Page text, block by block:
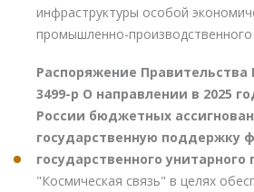
инфраструктуры особой
промышленно-
Распоряжение Правительства
3499-р О направлении в 2025
России бюджетных
государственную поддержку
государственного
"Космическая связь" в целях